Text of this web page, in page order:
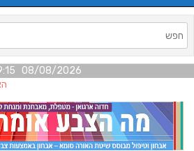
08/08/2026 09:15